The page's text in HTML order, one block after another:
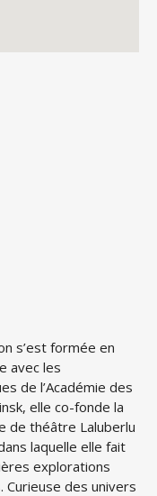
s’est formée en
avec les
de l’Académie des
elle co-fonde la
de théâtre Laluberlu
laquelle elle fait
explorations
Curieuse des univers